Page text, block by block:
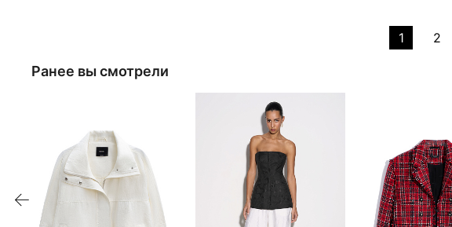
1 2
Ранее вы смотрели